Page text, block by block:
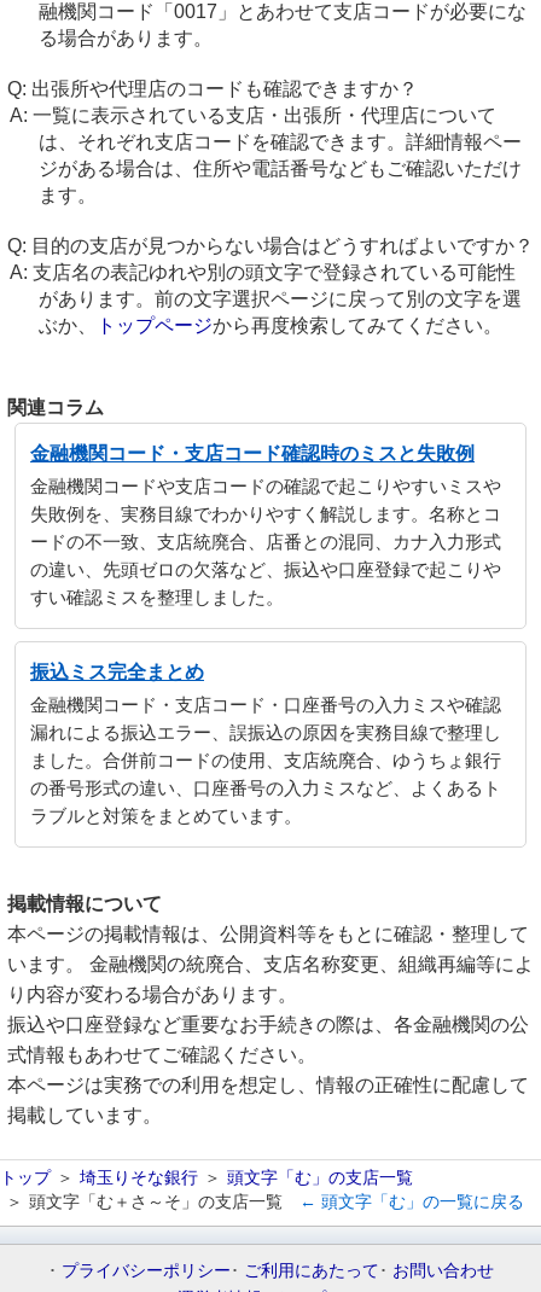
融機関コード「0017」とあわせて支店コードが必要にな
る場合があります。
出張所や代理店のコードも確認できますか？
一覧に表示されている支店・出張所・代理店について
は、それぞれ支店コードを確認できます。詳細情報ペー
ジがある場合は、住所や電話番号などもご確認いただけ
ます。
目的の支店が見つからない場合はどうすればよいですか？
支店名の表記ゆれや別の頭文字で登録されている可能性
があります。前の文字選択ページに戻って別の文字を選
ぶか、
トップページから再度検索してみてください。
関連コラム
金融機関コード・支店コード確認時のミスと失敗例
金融機関コードや支店コードの確認で起こりやすいミスや
失敗例を、実務目線でわかりやすく解説します。名称とコ
ードの不一致、支店統廃合、店番との混同、カナ入力形式
の違い、先頭ゼロの欠落など、振込や口座登録で起こりや
すい確認ミスを整理しました。
振込ミス完全まとめ
金融機関コード・支店コード・口座番号の入力ミスや確認
漏れによる振込エラー、誤振込の原因を実務目線で整理し
ました。合併前コードの使用、支店統廃合、ゆうちょ銀行
の番号形式の違い、口座番号の入力ミスなど、よくあるト
ラブルと対策をまとめています。
掲載情報について
本ページの掲載情報は、公開資料等をもとに確認・整理して
います。 金融機関の統廃合、支店名称変更、組織再編等によ
り内容が変わる場合があります。
振込や口座登録など重要なお手続きの際は、各金融機関の公
式情報もあわせてご確認ください。
本ページは実務での利用を想定し、情報の正確性に配慮して
掲載しています。
トップ 埼玉りそな銀行
頭文字「む」の支店一覧
頭文字「む＋さ～そ」の支店一覧
← 頭文字「む」の一覧に戻る
プライバシーポリシー ご利用にあたって
お問い合わせ